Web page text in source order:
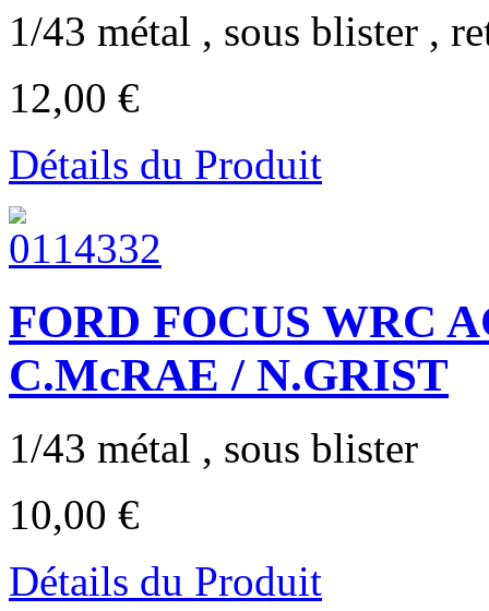
1/43 métal , sous blister ,
12,00 €
Détails du Produit
FORD FOCUS WRC
C.McRAE / N.GRIST
1/43 métal , sous blister
10,00 €
Détails du Produit